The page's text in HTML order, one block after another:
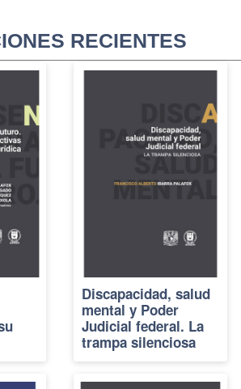
RECIENTES
Discapacidad, salud
mental y Poder
Judicial federal. La
trampa silenciosa